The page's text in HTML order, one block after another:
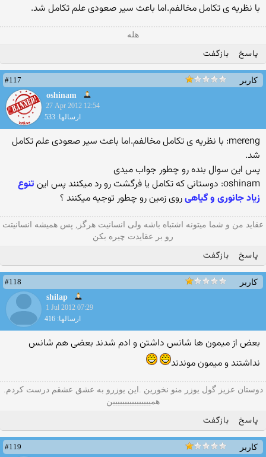
با نظریه ی تکامل مخالفم.اما باعث سیر صعودی علم تکامل شد.
هله
پاسخ بازگفت
کاربر
#117
oshinam
27 Apr 2012 12:54
ارسالها: 533
mereng: با نظریه ی تکامل مخالفم.اما باعث سیر صعودی علم تکامل
شد.
پس این سوال بنده رو چطور جواب میدی
oshinam: دوستانی که تکامل یا فرگشت رو رد میکنند پس این
تنوع
زیاد جانوری و گیاهیروی زمین رو چطور توجیه میکنند ؟
عقاید من و شما میتونه اشتباه باشه ولی انسانیت هرگز, پس همیشه انسانیتت
رو بر عقایدت چیره بکن
پاسخ بازگفت
کاربر
#118
shilap
1 Jul 2012 07:29
ارسالها: 416
بعض از میمون ها شانس داشتن و ادم شدند بعضی هم شانس
نداشتند و میمون موندند
دوستان عزيز گول يوزر منو نخورين .اين يوزرو به عشق عشقم درست كردم.
هميييييييييييييييين
پاسخ بازگفت
کاربر
#119